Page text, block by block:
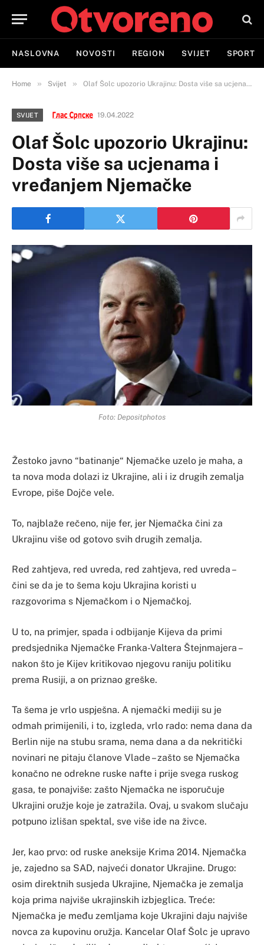
NASLOVNA NOVOSTI REGION SVIJET SPORT
Home » Svijet » Olaf Šolc upozorio Ukrajinu: Dosta više sa ucjenama i vređanjem Njemačke
SVIJET 19.04.2022
Olaf Šolc upozorio Ukrajinu:
Dosta više sa ucjenama i
vređanjem Njemačke
Foto: Depositphotos
Žestoko javno “batinanje“ Njemačke uzelo je maha, a
ta nova moda dolazi iz Ukrajine, ali i iz drugih zemalja
Evrope, piše Dojče vele.
To, najblaže rečeno, nije fer, jer Njemačka čini za
Ukrajinu više od gotovo svih drugih zemalja.
Red zahtjeva, red uvreda, red zahtjeva, red uvreda –
čini se da je to šema koju Ukrajina koristi u
razgovorima s Njemačkom i o Njemačkoj.
U to, na primjer, spada i odbijanje Kijeva da primi
predsjednika Njemačke Franka-Valtera Štejnmajera –
nakon što je Kijev kritikovao njegovu raniju politiku
prema Rusiji, a on priznao greške.
Ta šema je vrlo uspješna. A njemački mediji su je
odmah primijenili, i to, izgleda, vrlo rado: nema dana da
Berlin nije na stubu srama, nema dana a da nekritički
novinari ne pitaju članove Vlade – zašto se Njemačka
konačno ne odrekne ruske nafte i prije svega ruskog
gasa, te ponajviše: zašto Njemačka ne isporučuje
Ukrajini oružje koje je zatražila. Ovaj, u svakom slučaju
potpuno izlišan spektal, sve više ide na živce.
Jer, kao prvo: od ruske aneksije Krima 2014. Njemačka
je, zajedno sa SAD, najveći donator Ukrajine. Drugo:
osim direktnih susjeda Ukrajine, Njemačka je zemalja
koja prima najviše ukrajinskih izbjeglica. Treće:
Njemačka je među zemljama koje Ukrajini daju najviše
novca za kupovinu oružja. Kancelar Olaf Šolc je upravo